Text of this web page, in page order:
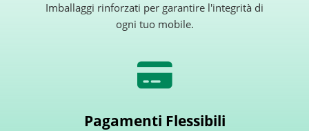
Imballaggi rinforzati per garantire l'integrità di
ogni tuo mobile.
Pagamenti Flessibili